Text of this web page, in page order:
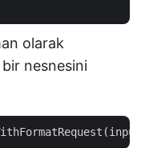
olarak
bir nesnesini